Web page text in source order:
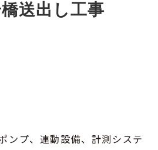
送出し工事
ンプ、連動設備、計測システ